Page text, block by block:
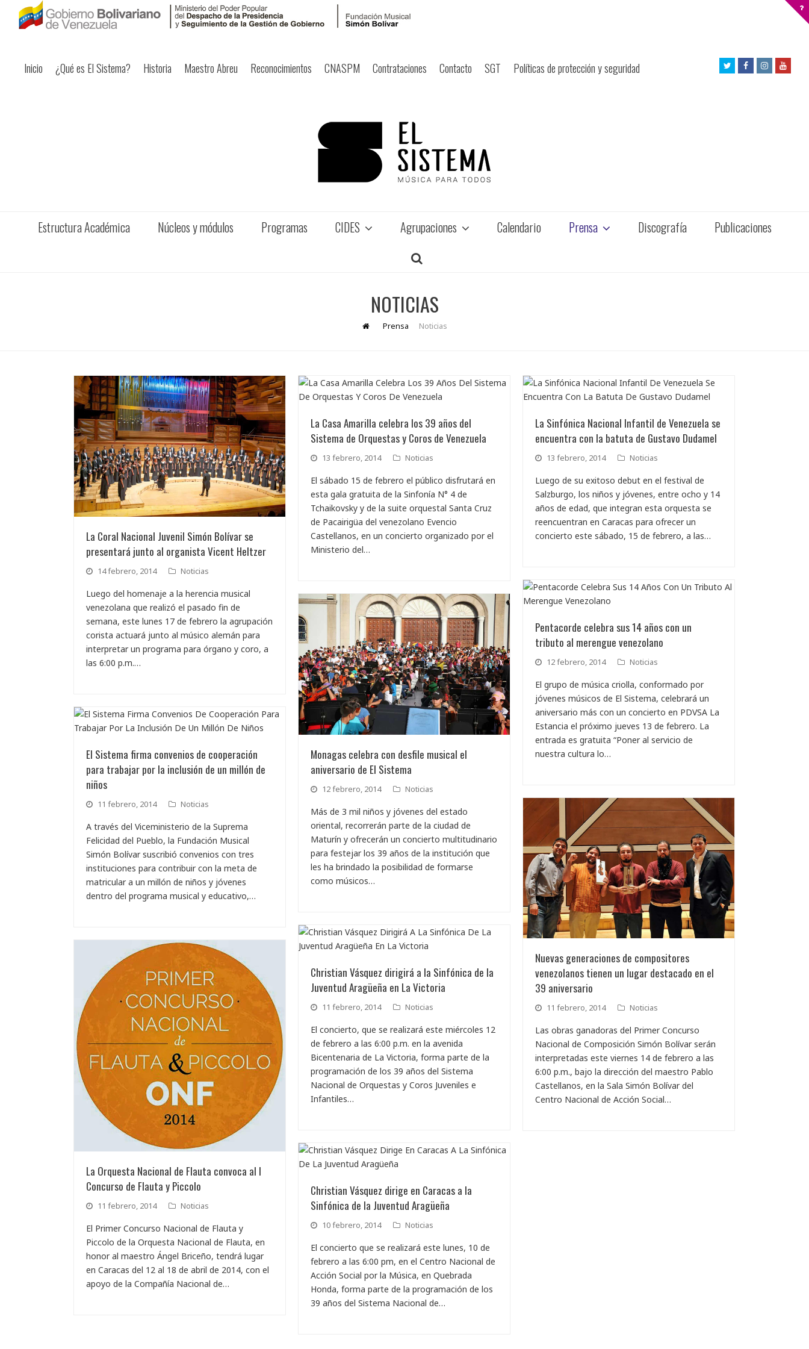
Inicio ¿Qué es El Sistema? Historia Maestro Abreu Reconocimientos CNASPM Contrataciones Contacto SGT Políticas de protección y seguridad
TwitterFacebookInstagram
Estructura Académica Núcleos y módulos Programas CIDES Agrupaciones Calendario Prensa Discografía Publicaciones
NOTICIAS
Prensa Noticias
La Coral Nacional Juvenil Simón Bolívar se
presentará junto al organista Vicent Heltzer
14 febrero, 2014 Noticias
Luego del homenaje a la herencia musical
venezolana que realizó el pasado fin de
semana, este lunes 17 de febrero la agrupación
corista actuará junto al músico alemán para
interpretar un programa para órgano y coro, a
las 6:00 p.m.…
La Casa Amarilla celebra los 39 años del
Sistema de Orquestas y Coros de Venezuela
13 febrero, 2014 Noticias
El sábado 15 de febrero el público disfrutará en
esta gala gratuita de la Sinfonía N° 4 de
Tchaikovsky y de la suite orquestal Santa Cruz
de Pacairigüa del venezolano Evencio
Castellanos, en un concierto organizado por el
Ministerio del…
La Sinfónica Nacional Infantil de Venezuela se
encuentra con la batuta de Gustavo Dudamel
13 febrero, 2014 Noticias
Luego de su exitoso debut en el festival de
Salzburgo, los niños y jóvenes, entre ocho y 14
años de edad, que integran esta orquesta se
reencuentran en Caracas para ofrecer un
concierto este sábado, 15 de febrero, a las…
Pentacorde celebra sus 14 años con un
tributo al merengue venezolano
12 febrero, 2014 Noticias
El grupo de música criolla, conformado por
jóvenes músicos de El Sistema, celebrará un
aniversario más con un concierto en PDVSA La
Estancia el próximo jueves 13 de febrero. La
entrada es gratuita “Poner al servicio de
nuestra cultura lo…
Monagas celebra con desfile musical el
aniversario de El Sistema
12 febrero, 2014 Noticias
Más de 3 mil niños y jóvenes del estado
oriental, recorrerán parte de la ciudad de
Maturín y ofrecerán un concierto multitudinario
para festejar los 39 años de la institución que
les ha brindado la posibilidad de formarse
como músicos…
El Sistema firma convenios de cooperación
para trabajar por la inclusión de un millón de
niños
11 febrero, 2014 Noticias
A través del Viceministerio de la Suprema
Felicidad del Pueblo, la Fundación Musical
Simón Bolívar suscribió convenios con tres
instituciones para contribuir con la meta de
matricular a un millón de niños y jóvenes
dentro del programa musical y educativo,…
Nuevas generaciones de compositores
venezolanos tienen un lugar destacado en el
39 aniversario
11 febrero, 2014 Noticias
Las obras ganadoras del Primer Concurso
Nacional de Composición Simón Bolívar serán
interpretadas este viernes 14 de febrero a las
6:00 p.m., bajo la dirección del maestro Pablo
Castellanos, en la Sala Simón Bolívar del
Centro Nacional de Acción Social…
Christian Vásquez dirigirá a la Sinfónica de la
Juventud Aragüeña en La Victoria
11 febrero, 2014 Noticias
El concierto, que se realizará este miércoles 12
de febrero a las 6:00 p.m. en la avenida
Bicentenaria de La Victoria, forma parte de la
programación de los 39 años del Sistema
Nacional de Orquestas y Coros Juveniles e
Infantiles…
La Orquesta Nacional de Flauta convoca al I
Concurso de Flauta y Piccolo
11 febrero, 2014 Noticias
El Primer Concurso Nacional de Flauta y
Piccolo de la Orquesta Nacional de Flauta, en
honor al maestro Ángel Briceño, tendrá lugar
en Caracas del 12 al 18 de abril de 2014, con el
apoyo de la Compañía Nacional de…
Christian Vásquez dirige en Caracas a la
Sinfónica de la Juventud Aragüeña
10 febrero, 2014 Noticias
El concierto que se realizará este lunes, 10 de
febrero a las 6:00 pm, en el Centro Nacional de
Acción Social por la Música, en Quebrada
Honda, forma parte de la programación de los
39 años del Sistema Nacional de…